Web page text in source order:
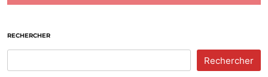
RECHERCHER
Rechercher